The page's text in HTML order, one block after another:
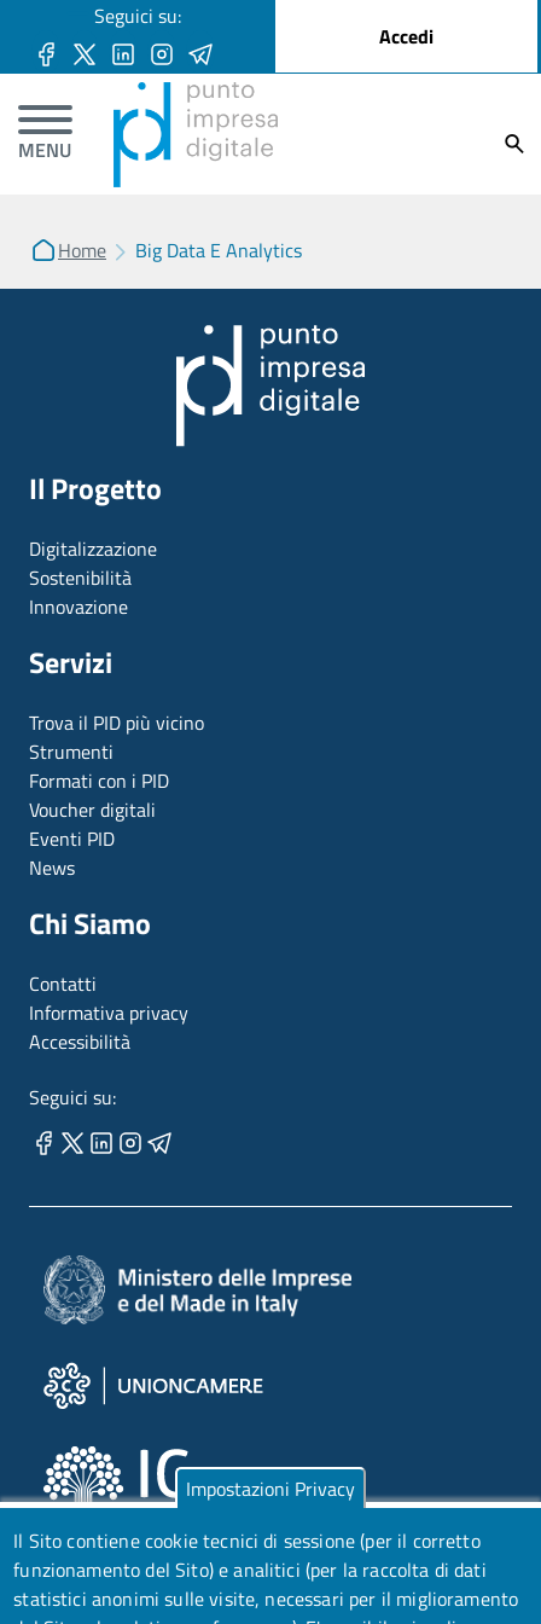
Seguici su: User account menu
Accedi
MENU
Home Big Data E Analytics
Il Progetto
Digitalizzazione
Sostenibilità
Innovazione
Servizi
Trova il PID più vicino
Strumenti
Formati con i PID
Voucher digitali
Eventi PID
News
Chi Siamo
Contatti
Informativa privacy
Accessibilità
Seguici su:
Impostazioni Privacy
Il Sito contiene cookie tecnici di sessione (per il corretto
funzionamento del Sito) e analitici (per la raccolta di dati
statistici anonimi sulle visite, necessari per il miglioramento